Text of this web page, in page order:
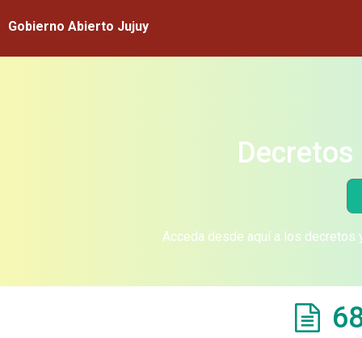
Gobierno Abierto Jujuy
Acceda desde aquí a los